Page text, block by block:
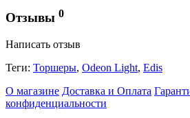
Отзывы 0
Написать отзыв
Теги: Торшеры, Odeon Light, Edis
О магазине Доставка и Оплата
конфиденциальности